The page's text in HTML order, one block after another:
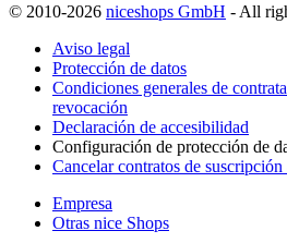
© 2010-2026 niceshops GmbH - All
Aviso legal
Protección de datos
Condiciones generales de
revocación
Declaración de accesibilidad
Configuración de protección de
Cancelar contratos de suscripción
Empresa
Otras nice Shops